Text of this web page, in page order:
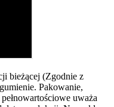
bieżącej (Zgodnie z
Pakowanie,
uważa